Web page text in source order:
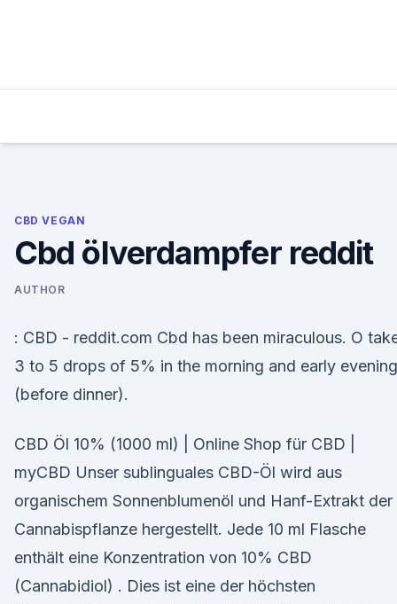
CBD VEGAN
Cbd ölverdampfer reddit
AUTHOR
: CBD - reddit.com Cbd has been miraculous. O
3 to 5 drops of 5% in the morning and early evening
(before dinner).
CBD Öl 10% (1000 ml) | Online Shop für CBD |
myCBD Unser sublinguales CBD-Öl wird aus
organischem Sonnenblumenöl und Hanf-Extrakt der
Cannabispflanze hergestellt. Jede 10 ml Flasche
enthält eine Konzentration von 10% CBD
(Cannabidiol) . Dies ist eine der höchsten